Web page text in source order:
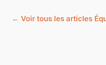
← Voir tous les articles